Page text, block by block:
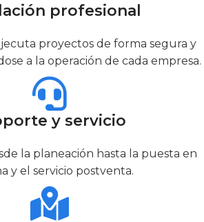
profesional
proyectos de forma segura y
a la operación de cada empresa.
y servicio
la planeación hasta la puesta en
y el servicio postventa.